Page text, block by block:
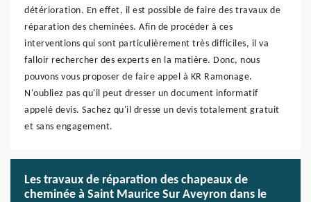
détérioration. En effet, il est possible de faire des travaux de
réparation des cheminées. Afin de procéder à ces
interventions qui sont particulièrement très difficiles, il va
falloir rechercher des experts en la matière. Donc, nous
pouvons vous proposer de faire appel à KR Ramonage.
N'oubliez pas qu'il peut dresser un document informatif
appelé devis. Sachez qu'il dresse un devis totalement gratuit
et sans engagement.
Les travaux de réparation des chapeaux de
cheminée à Saint Maurice Sur Aveyron dans le